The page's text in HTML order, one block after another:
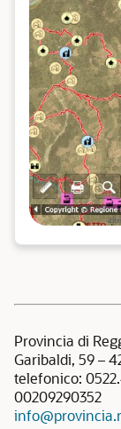
Provincia di
Garibaldi, 59 –
telefonico:
00209290352